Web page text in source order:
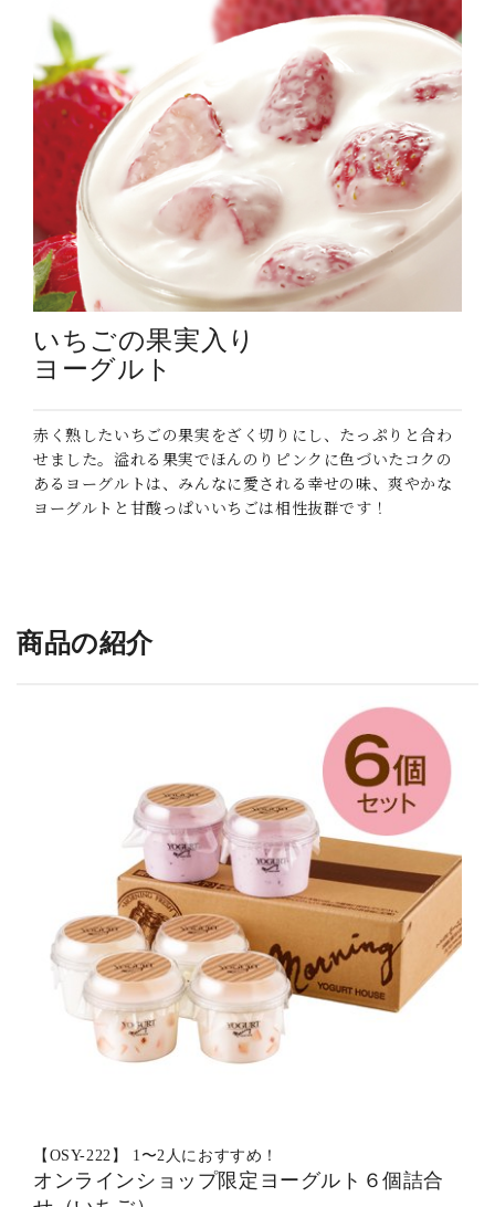
いちごの果実入り
ヨーグルト
赤く熟したいちごの果実をざく切りにし、たっぷりと合わ
せました。溢れる果実でほんのりピンクに色づいたコクの
あるヨーグルトは、みんなに愛される幸せの味、爽やかな
ヨーグルトと甘酸っぱいいちごは相性抜群です！
商品の紹介
【OSY-222】 1〜2人におすすめ！
オンラインショップ限定ヨーグルト６個詰合